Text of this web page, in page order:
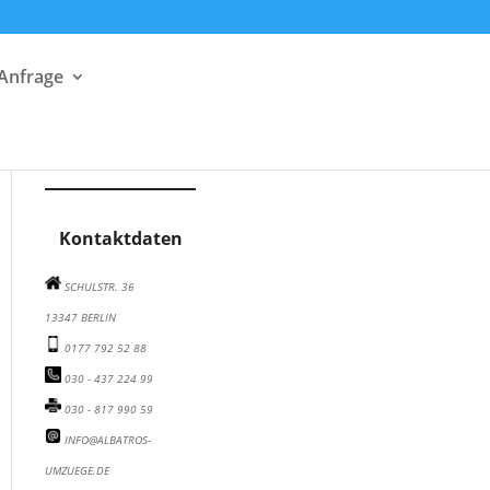
Kontaktdaten
SCHULSTR. 36
13347 BERLIN
0177 792 52 88
030 - 437 224 99
030 - 817 990 59
INFO@ALBATROS-
UMZUEGE.DE